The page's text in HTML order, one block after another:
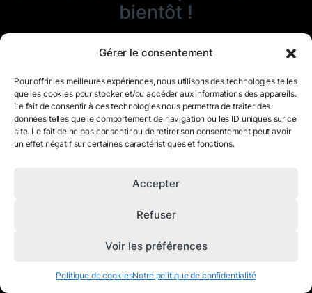
Gérer le consentement
Pour offrir les meilleures expériences, nous utilisons des technologies telles
que les cookies pour stocker et/ou accéder aux informations des appareils.
Le fait de consentir à ces technologies nous permettra de traiter des
données telles que le comportement de navigation ou les ID uniques sur ce
site. Le fait de ne pas consentir ou de retirer son consentement peut avoir
un effet négatif sur certaines caractéristiques et fonctions.
Accepter
Refuser
Voir les préférences
Politique de cookiesNotre politique de confidentialité
bientôt !